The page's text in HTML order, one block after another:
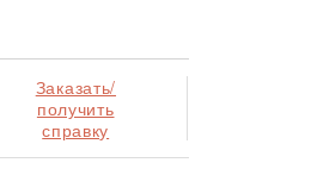
Заказать/
получить
справку